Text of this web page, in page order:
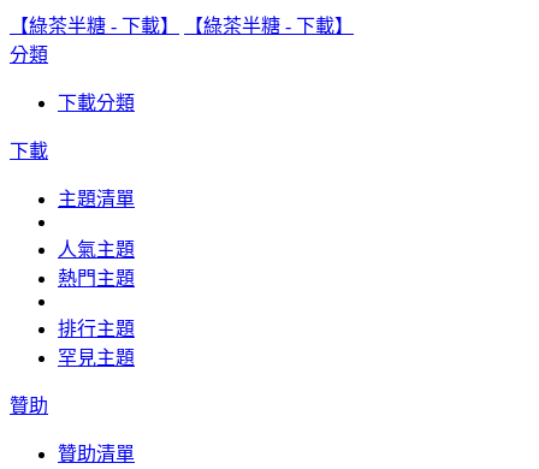
【綠茶半糖 - 下載】
【綠茶半糖 - 下載】
分類
下載分類
下載
主題清單
人氣主題
熱門主題
排行主題
罕見主題
贊助
贊助清單